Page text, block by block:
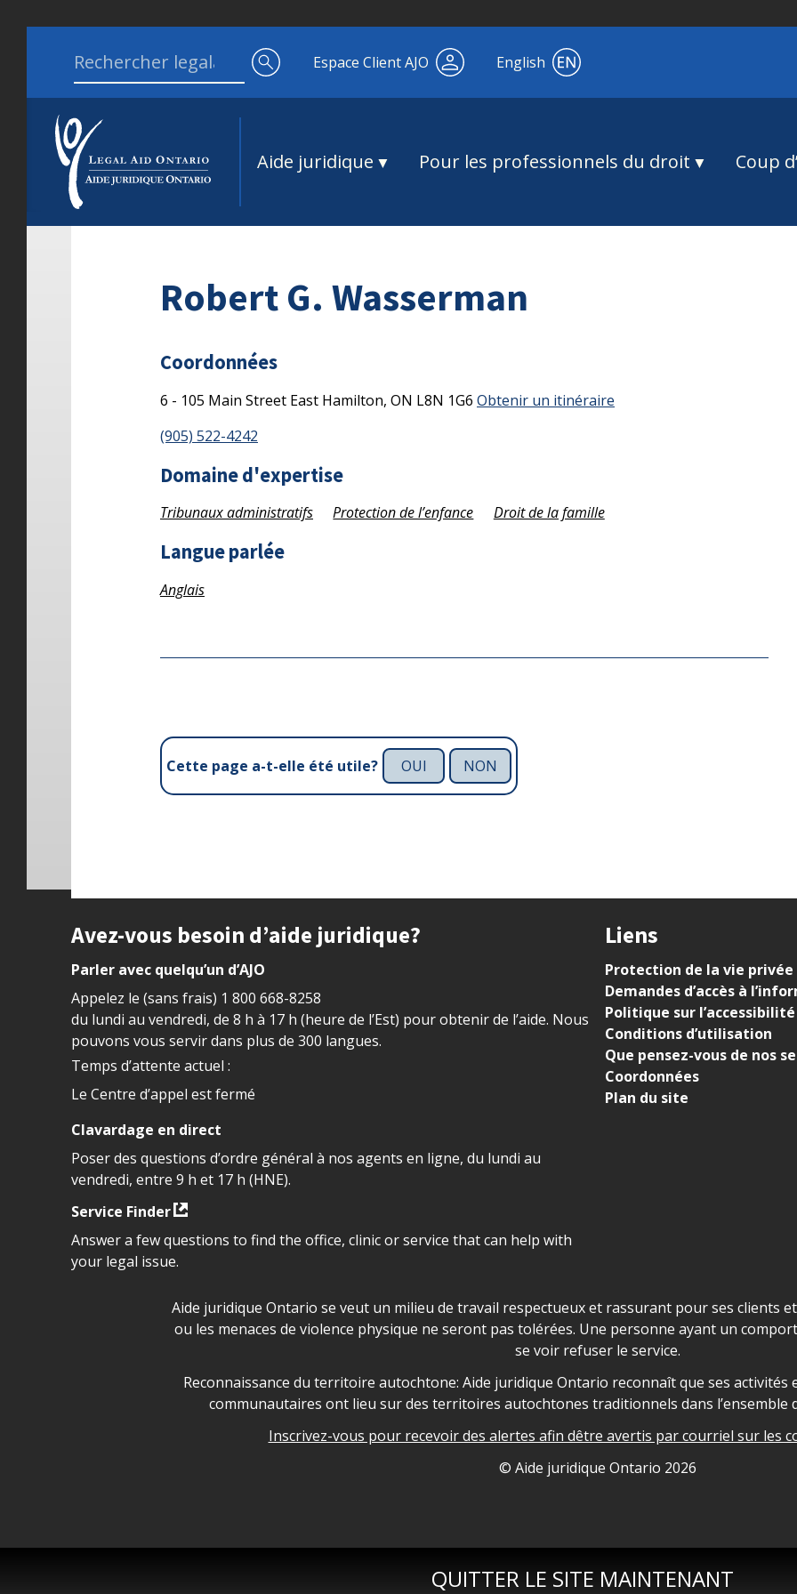
QUITTER LE SITE MAINTENANT
Search for:
Espace Client AJO English
Aide juridique Pour les professionnels du droit Coup
Robert G. Wasserman
Coordonnées
6 - 105 Main Street East Hamilton, ON L8N 1G6 Obtenir un itinéraire
(905) 522-4242
Domaine d'expertise
Tribunaux administratifs Protection de l’enfance Droit de la famille
Langue parlée
Anglais
Cette page a-t-elle été utile? OUI NON
Site footer
Avez-vous besoin d’aide juridique?
Parler avec quelqu’un d’AJO
Appelez le (sans frais) 1 800 668-8258
du lundi au vendredi, de 8 h à 17 h (heure de l’Est) pour obtenir de l’aide. Nous
pouvons vous servir dans plus de 300 langues.
Temps d’attente actuel :
Le Centre d’appel est fermé
Clavardage en direct
Poser des questions d’ordre général à nos agents en ligne, du lundi au
vendredi, entre 9 h et 17 h (HNE).
Service Finder
Answer a few questions to find the office, clinic or service that can help with
your legal issue.
Liens
Protection de la vie privée
Demandes d’accès à
Politique sur l’accessibilité
Conditions d’utilisation
Que pensez-vous de nos
Coordonnées
Plan du site
Déclaration sur la sécurité dans les locaux d'AJO.
Aide juridique Ontario se veut un milieu de travail respectueux et rassurant pour ses clients
ou les menaces de violence physique ne seront pas tolérées. Une personne ayant un
se voir refuser le service.
Legal Aid Ontario land acknowledgement
Reconnaissance du territoire autochtone: Aide juridique Ontario reconnaît que ses activités
communautaires ont lieu sur des territoires autochtones traditionnels dans l’ensemble
Inscrivez-vous pour recevoir des alertes afin dêtre avertis par courriel sur les
© Aide juridique Ontario 2026